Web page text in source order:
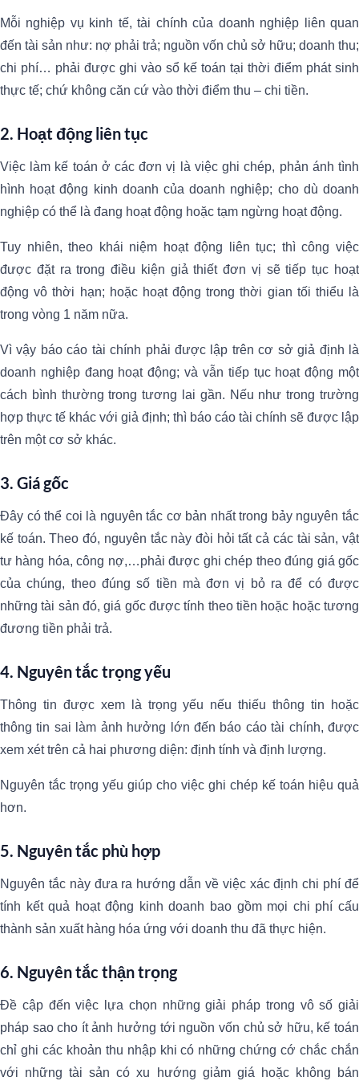
Mỗi nghiệp vụ kinh tế, tài chính của doanh nghiệp liên quan
đến tài sản như: nợ phải trả; nguồn vốn chủ sở hữu; doanh thu;
chi phí… phải được ghi vào sổ kế toán tại thời điểm phát sinh
thực tế; chứ không căn cứ vào thời điểm thu – chi tiền.
2. Hoạt động liên tục
Việc làm kế toán ở các đơn vị là việc ghi chép, phản ánh tình
hình hoạt động kinh doanh của doanh nghiệp; cho dù doanh
nghiệp có thể là đang hoạt động hoặc tạm ngừng hoạt động.
Tuy nhiên, theo khái niệm hoạt động liên tục; thì công việc
được đặt ra trong điều kiện giả thiết đơn vị sẽ tiếp tục hoạt
động vô thời hạn; hoặc hoạt động trong thời gian tối thiểu là
trong vòng 1 năm nữa.
Vì vậy báo cáo tài chính phải được lập trên cơ sở giả định là
doanh nghiệp đang hoạt động; và vẫn tiếp tục hoạt động một
cách bình thường trong tương lai gần. Nếu như trong trường
hợp thực tế khác với giả định; thì báo cáo tài chính sẽ được lập
trên một cơ sở khác.
3. Giá gốc
Đây có thể coi là nguyên tắc cơ bản nhất trong bảy nguyên tắc
kế toán. Theo đó, nguyên tắc này đòi hỏi tất cả các tài sản, vật
tư hàng hóa, công nợ,…phải được ghi chép theo đúng giá gốc
của chúng, theo đúng số tiền mà đơn vị bỏ ra để có được
những tài sản đó, giá gốc được tính theo tiền hoặc hoặc tương
đương tiền phải trả.
4. Nguyên tắc trọng yếu
Thông tin được xem là trọng yếu nếu thiếu thông tin hoặc
thông tin sai làm ảnh hưởng lớn đến báo cáo tài chính, được
xem xét trên cả hai phương diện: định tính và định lượng.
Nguyên tắc trọng yếu giúp cho việc ghi chép kế toán hiệu quả
hơn.
5. Nguyên tắc phù hợp
Nguyên tắc này đưa ra hướng dẫn về việc xác định chi phí để
tính kết quả hoạt động kinh doanh bao gồm mọi chi phí cấu
thành sản xuất hàng hóa ứng với doanh thu đã thực hiện.
6. Nguyên tắc thận trọng
Đề cập đến việc lựa chọn những giải pháp trong vô số giải
pháp sao cho ít ảnh hưởng tới nguồn vốn chủ sở hữu, kế toán
chỉ ghi các khoản thu nhập khi có những chứng cớ chắc chắn
với những tài sản có xu hướng giảm giá hoặc không bán